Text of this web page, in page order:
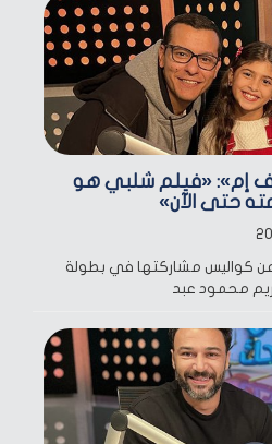
إف إم»: «فيلم شلبي هو
حتى الآن»
عن كواليس مشاركتها في بطولة
محمود عبد